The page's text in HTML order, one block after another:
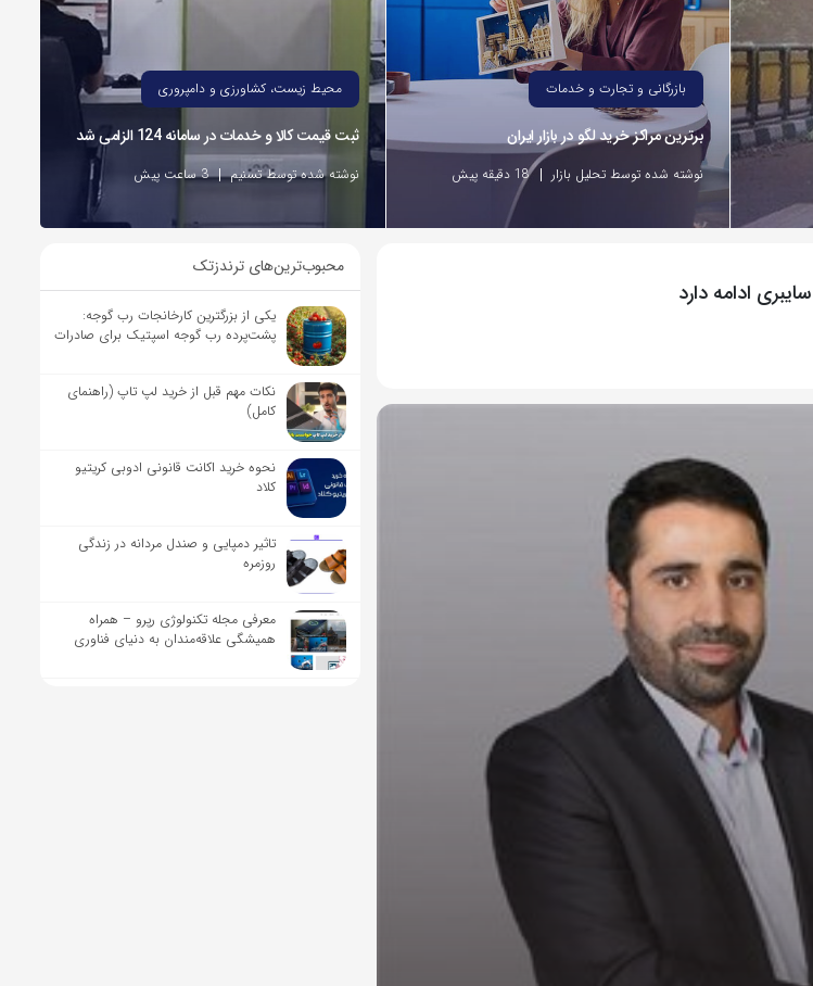
بازرگانی و تجارت و خدمات
برترین مراکز خرید لگو در بازار ایران
نوشته شده توسط تحلیل بازار 18 دقیقه پیش
محیط زیست، کشاورزی و دامپروری
ثبت قیمت کالا و خدمات در سامانه 124 الزامی شد
نوشته شده توسط تسنیم 3 ساعت پیش
محبوب‌ترین‌های ترندزتک
یکی از بزرگترین کارخانجات رب گوجه:
پشت‌پرده رب گوجه اسپتیک برای صادرات
نکات مهم قبل از خرید لپ تاپ (راهنمای
کامل)
نحوه خرید اکانت قانونی ادوبی کریتیو
کلاد
تاثیر دمپایی و صندل مردانه در زندگی
روزمره
معرفی مجله تکنولوژی رپرو – همراه
همیشگی علاقه‌مندان به دنیای فناوری